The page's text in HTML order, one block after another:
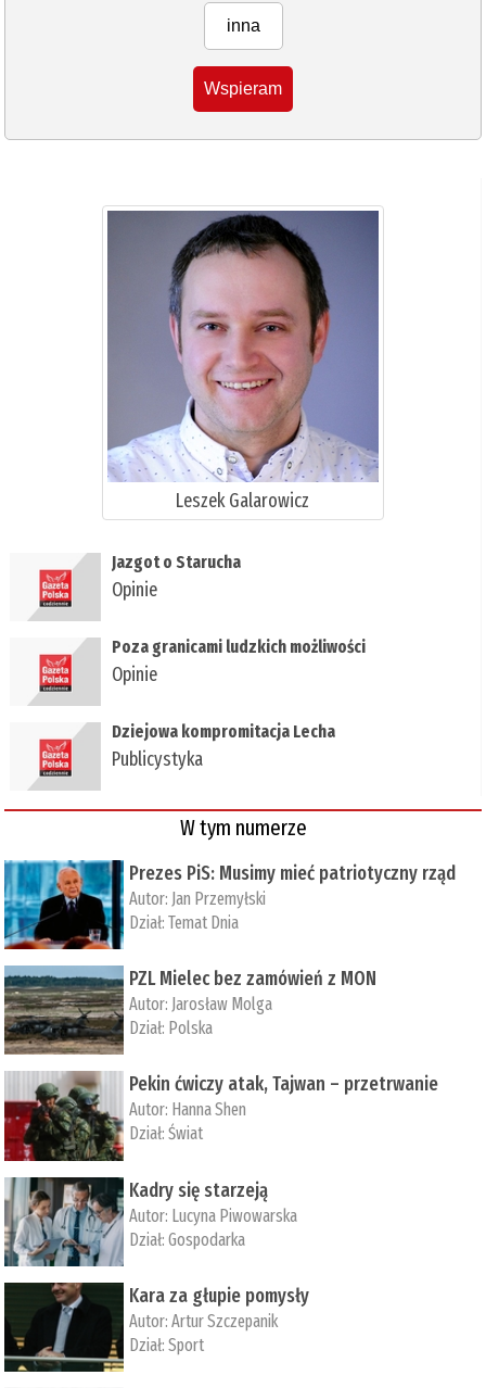
inna
Wspieram
Leszek Galarowicz
Jazgot o Starucha
Opinie
Poza granicami ludzkich możliwości
Opinie
Dziejowa kompromitacja Lecha
Publicystyka
W tym numerze
Prezes PiS: Musimy mieć patriotyczny rząd
Autor: Jan Przemyłski
Dział:Temat Dnia
PZL Mielec bez zamówień z MON
Autor: Jarosław Molga
Dział: Polska
Pekin ćwiczy atak, Tajwan – przetrwanie
Autor: ­Hanna Shen
Dział:Świat
Kadry się starzeją
Autor: Lucyna Piwowarska
Dział:Gospodarka
Kara za głupie pomysły
Autor:Artur Szczepanik
Dział:Sport